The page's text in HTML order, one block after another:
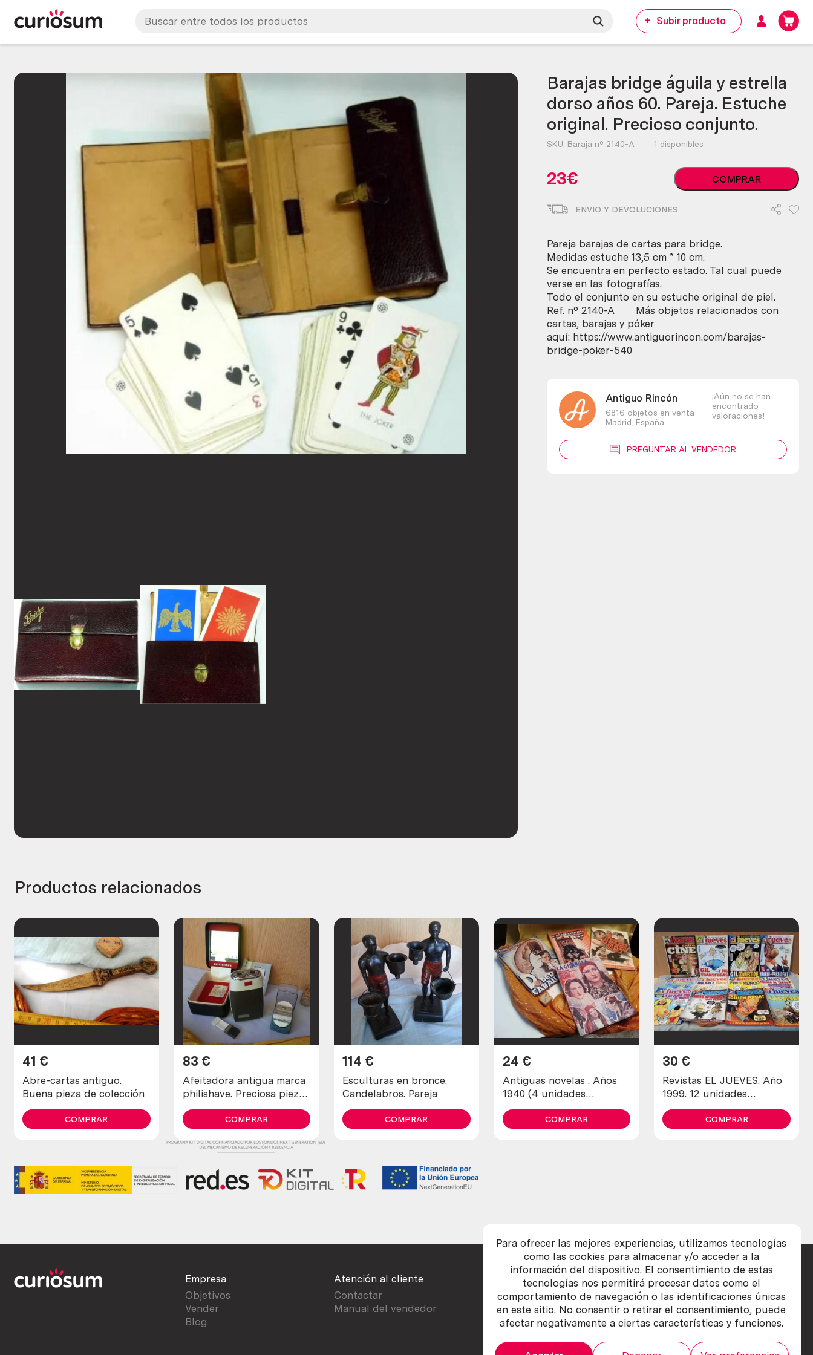
Para ofrecer las mejores experiencias, utilizamos tecnologías
como las cookies para almacenar y/o acceder a la
información del dispositivo. El consentimiento de estas
tecnologías nos permitirá procesar datos como el
comportamiento de navegación o las identificaciones únicas
en este sitio. No consentir o retirar el consentimiento, puede
afectar negativamente a ciertas características y funciones.
Subir producto
Barajas bridge águila y estrella
dorso años 60. Pareja. Estuche
original. Precioso conjunto.
SKU: Baraja nº 2140-A 1 disponibles
23€
Barajas
bridge
y
dorso
años
60.
Estuche
original.
Precioso
conjunto.
COMPRAR
ENVIO Y DEVOLUCIONES
Pareja barajas de cartas para bridge.
Medidas estuche 13,5 cm * 10 cm.
Se encuentra en perfecto estado. Tal cual puede
verse en las fotografías.
Todo el conjunto en su estuche original de piel.
Ref. nº 2140-A Más objetos relacionados con
cartas, barajas y póker
aquí: https://www.antiguorincon.com/barajas-
bridge-poker-540
Antiguo Rincón
6816 objetos en venta
Madrid, España
¡Aún no se han
encontrado
valoraciones!
PREGUNTAR AL VENDEDOR
Productos relacionados
Abre-cartas antiguo.
Buena pieza de colección
41 €
COMPRAR
Afeitadora antigua marca
philishave. Preciosa pieza
de colección
83 €
COMPRAR
Esculturas en bronce.
Candelabros. Pareja
114 €
COMPRAR
Antiguas novelas . Años
1940 (4 unidades
diferentes)
24 €
COMPRAR
Revistas EL JUEVES. Año
1999. 12 unidades
diferentes.
30 €
COMPRAR
Empresa
Objetivos
Vender
Blog
Atención al cliente
Contactar
Manual del vendedor